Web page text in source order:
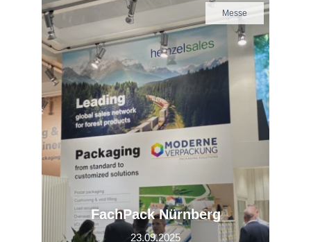
Messe
FachPack Nürnberg
23.09.2025